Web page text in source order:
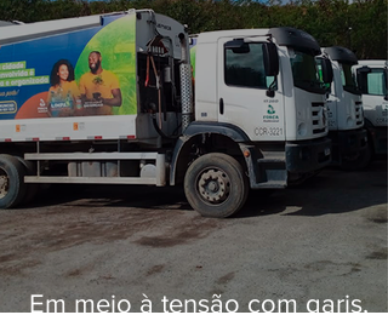
Em meio à tensão com garis,